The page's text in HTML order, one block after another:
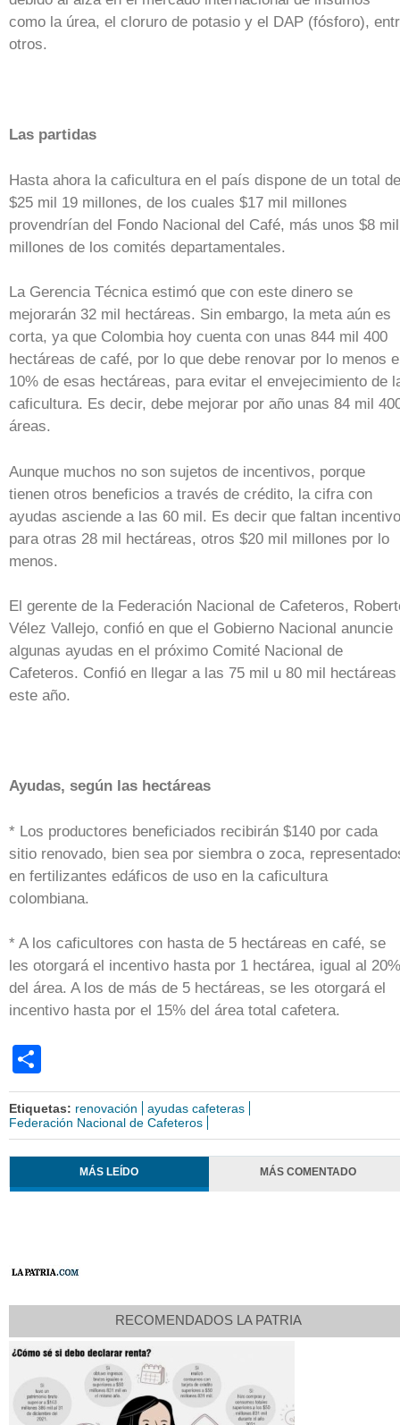
como la úrea, el cloruro de potasio y el DAP (fósforo),
otros.
Las partidas
Hasta ahora la caficultura en el país dispone de un total de
$25 mil 19 millones, de los cuales $17 mil millones
provendrían del Fondo Nacional del Café, más unos $8 mil
millones de los comités departamentales.
La Gerencia Técnica estimó que con este dinero se
mejorarán 32 mil hectáreas. Sin embargo, la meta aún es
corta, ya que Colombia hoy cuenta con unas 844 mil 400
hectáreas de café, por lo que debe renovar por lo menos
10% de esas hectáreas, para evitar el envejecimiento de
caficultura. Es decir, debe mejorar por año unas 84 mil
áreas.
Aunque muchos no son sujetos de incentivos, porque
tienen otros beneficios a través de crédito, la cifra con
ayudas asciende a las 60 mil. Es decir que faltan
para otras 28 mil hectáreas, otros $20 mil millones por lo
menos.
El gerente de la Federación Nacional de Cafeteros,
Vélez Vallejo, confió en que el Gobierno Nacional anuncie
algunas ayudas en el próximo Comité Nacional de
Cafeteros. Confió en llegar a las 75 mil u 80 mil hectáreas
este año.
Ayudas, según las hectáreas
* Los productores beneficiados recibirán $140 por cada
sitio renovado, bien sea por siembra o zoca,
en fertilizantes edáficos de uso en la caficultura
colombiana.
* A los caficultores con hasta de 5 hectáreas en café, se
les otorgará el incentivo hasta por 1 hectárea, igual al 20%
del área. A los de más de 5 hectáreas, se les otorgará el
incentivo hasta por el 15% del área total cafetera.
Etiquetas: renovación
ayudas cafeteras
Federación Nacional de Cafeteros
MÁS LEÍDO MÁS COMENTADO
RECOMENDADOS LA PATRIA